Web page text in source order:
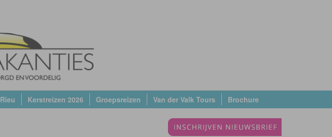
Kerstreizen 2026 Groepsreizen Van der Valk Tours Brochure